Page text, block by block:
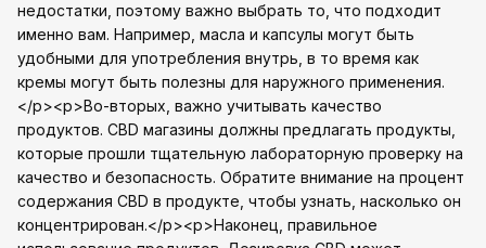
недостатки, поэтому важно выбрать то, что подходит
именно вам. Например, масла и капсулы могут быть
удобными для употребления внутрь, в то время как
кремы могут быть полезны для наружного применения.
</p><p>Во-вторых, важно учитывать качество
продуктов. CBD магазины должны предлагать продукты,
которые прошли тщательную лабораторную проверку на
качество и безопасность. Обратите внимание на процент
содержания CBD в продукте, чтобы узнать, насколько он
концентрирован.</p><p>Наконец, правильное